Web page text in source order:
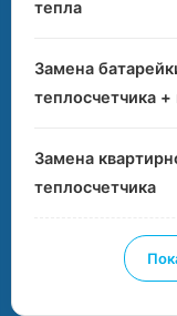
тепла
Замена
теплосчетчика +
Замена
теплосчетчика